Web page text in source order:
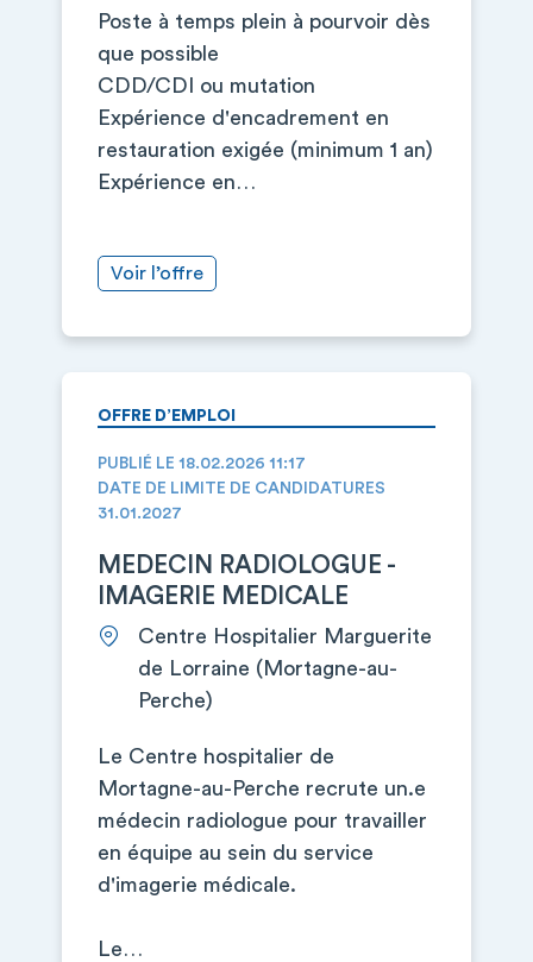
Poste à temps plein à pourvoir dès
que possible
CDD/CDI ou mutation
Expérience d'encadrement en
restauration exigée (minimum 1 an)
Expérience en…
Voir l’offre
OFFRE D’EMPLOI
PUBLIÉ LE 18.02.2026 11:17
DATE DE LIMITE DE CANDIDATURES
31.01.2027
MEDECIN RADIOLOGUE -
IMAGERIE MEDICALE
Centre Hospitalier Marguerite
de Lorraine (Mortagne-au-
Perche)
Le Centre hospitalier de
Mortagne-au-Perche recrute un.e
médecin radiologue pour travailler
en équipe au sein du service
d'imagerie médicale.
Le…